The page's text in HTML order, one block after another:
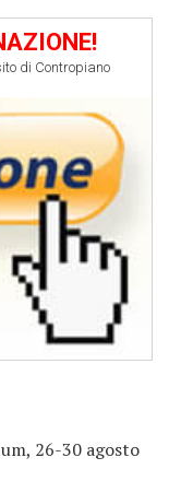
di Contropiano
26-30 agosto